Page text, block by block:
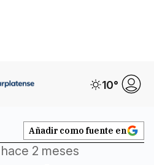
10°
Añadir como fuente en
2 meses